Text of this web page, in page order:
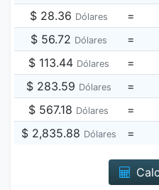
$ 28.36 Dólares =
$ 56.72 Dólares =
$ 113.44 Dólares =
$ 283.59 Dólares =
$ 567.18 Dólares =
$ 2,835.88 Dólares =